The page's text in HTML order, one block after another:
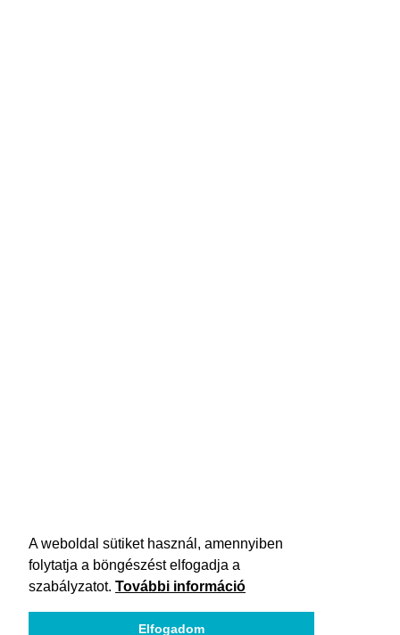
A weboldal sütiket használ, amennyiben
folytatja a böngészést elfogadja a
szabályzatot. További információ
Elfogadom